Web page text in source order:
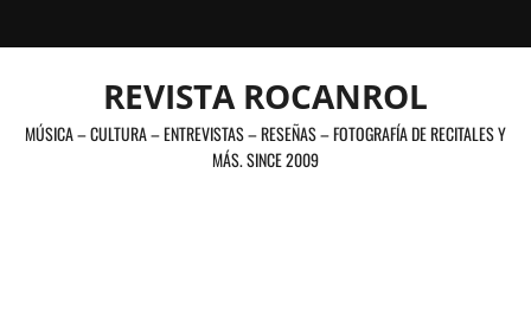
al
REVISTA ROCANROL
MÚSICA – CULTURA – ENTREVISTAS – RESEÑAS – FOTOGRAFÍA DE RECITALES Y
MÁS. SINCE 2009